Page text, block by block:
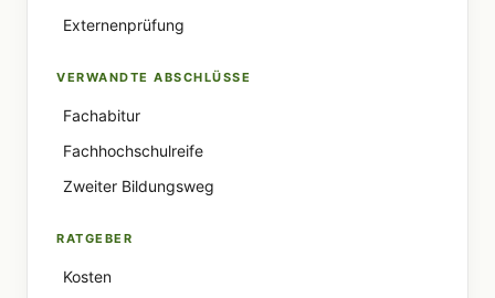
Externenprüfung
VERWANDTE ABSCHLÜSSE
Fachabitur
Fachhochschulreife
Zweiter Bildungsweg
RATGEBER
Kosten